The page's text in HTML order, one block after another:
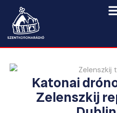
Katonai
Zelenszkij